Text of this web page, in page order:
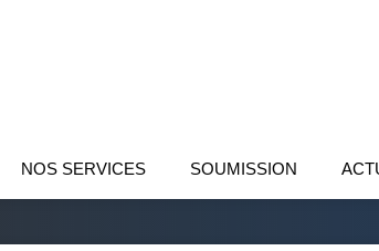
NOS SERVICES SOUMISSION